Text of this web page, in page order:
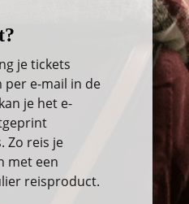
je tickets
e-mail in de
je het e-
Zo reis je
met een
reisproduct.